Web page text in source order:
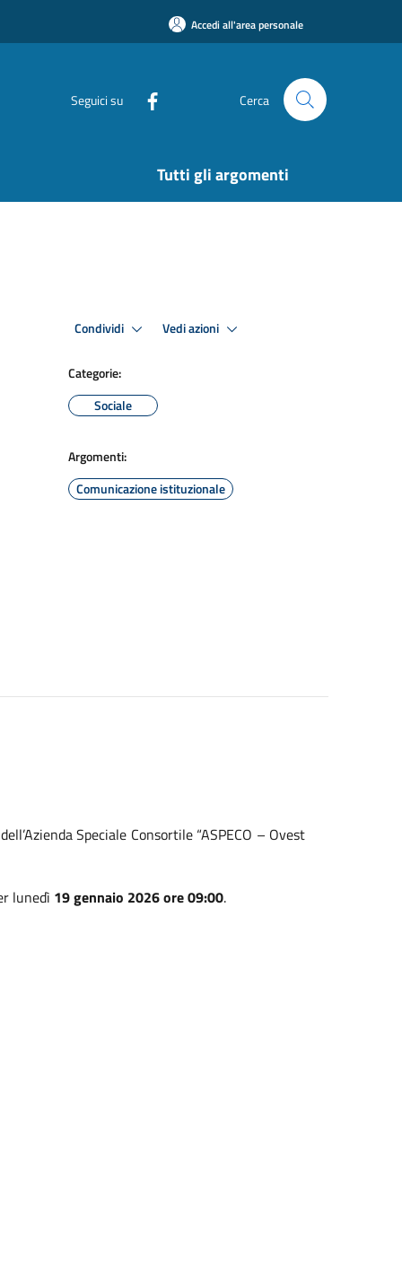
Accedi all'area personale
Seguici su Cerca
Tutti gli argomenti
Condividi Vedi azioni
Categorie:
Sociale
Argomenti:
Comunicazione istituzionale
Speciale Consortile “ASPECO – Ovest
lunedì 19 gennaio 2026 ore 09:00.